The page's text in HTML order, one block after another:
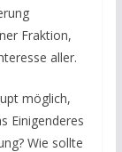
Fraktion,
aller.
möglich,
Einigenderes
Wie sollte